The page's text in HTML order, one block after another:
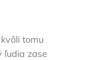
tomu
ľudia zase